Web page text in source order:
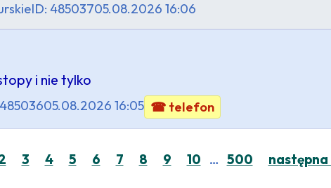
ID: 48503705.08.2026 16:06
i nie tylko
05.08.2026 16:05 ☎ telefon
3 4 5 6 7 8 9 10 … 500 następna